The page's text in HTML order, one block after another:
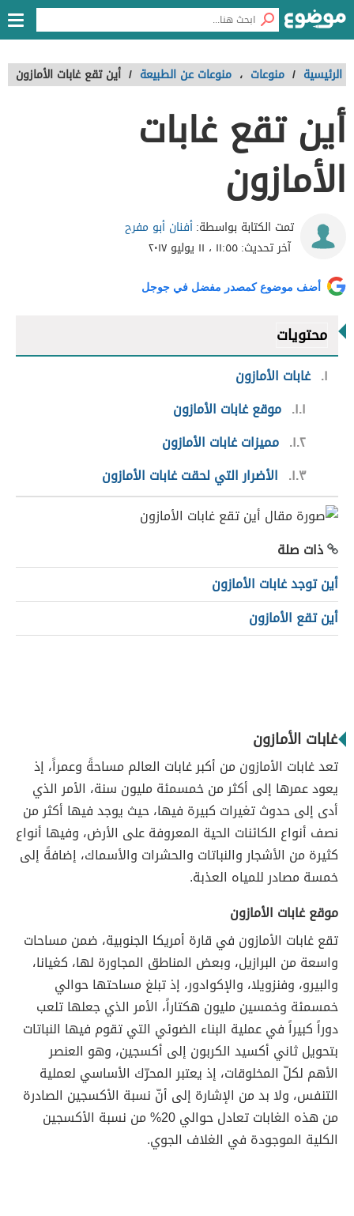
الرئيسية / منوعات ، منوعات عن الطبيعة / أين تقع غابات الأمازون
أين تقع غابات
الأمازون
تمت الكتابة بواسطة:أفنان أبو مفرح
آخر تحديث:١١:٥٥ ، ١١ يوليو ٢٠١٧
أضف موضوع كمصدر مفضل في جوجل
محتويات
١ غابات الأمازون
١.١ موقع غابات الأمازون
١.٢ مميزات غابات الأمازون
١.٣
الأضرار التي لحقت غابات الأمازون
ذات صلة
أين توجد غابات الأمازون
أين تقع الأمازون
غابات الأمازون
تعد غابات الأمازون من أكبر غابات العالم مساحةً وعمراً، إذ
يعود عمرها إلى أكثر من خمسمئة مليون سنة، الأمر الذي
أدى إلى حدوث تغيرات كبيرة فيها، حيث يوجد فيها أكثر من
نصف أنواع الكائنات الحية المعروفة على الأرض، وفيها أنواع
كثيرة من الأشجار والنباتات والحشرات والأسماك، إضافةً إلى
خمسة مصادر للمياه العذبة.
موقع غابات الأمازون
تقع غابات الأمازون في قارة أمريكا الجنوبية، ضمن مساحات
واسعة من البرازيل، وبعض المناطق المجاورة لها، كغيانا،
والبيرو، وفنزويلا، والإكوادور، إذ تبلغ مساحتها حوالي
خمسمئة وخمسين مليون هكتاراً، الأمر الذي جعلها تلعب
دوراً كبيراً في عملية البناء الضوئي التي تقوم فيها النباتات
بتحويل ثاني أكسيد الكربون إلى أكسجين، وهو العنصر
الأهم لكلّ المخلوقات، إذ يعتبر المحرّك الأساسي لعملية
التنفس، ولا بد من الإشارة إلى أنّ نسبة الأكسجين الصادرة
من هذه الغابات تعادل حوالي 20% من نسبة الأكسجين
الكلية الموجودة في الغلاف الجوي.